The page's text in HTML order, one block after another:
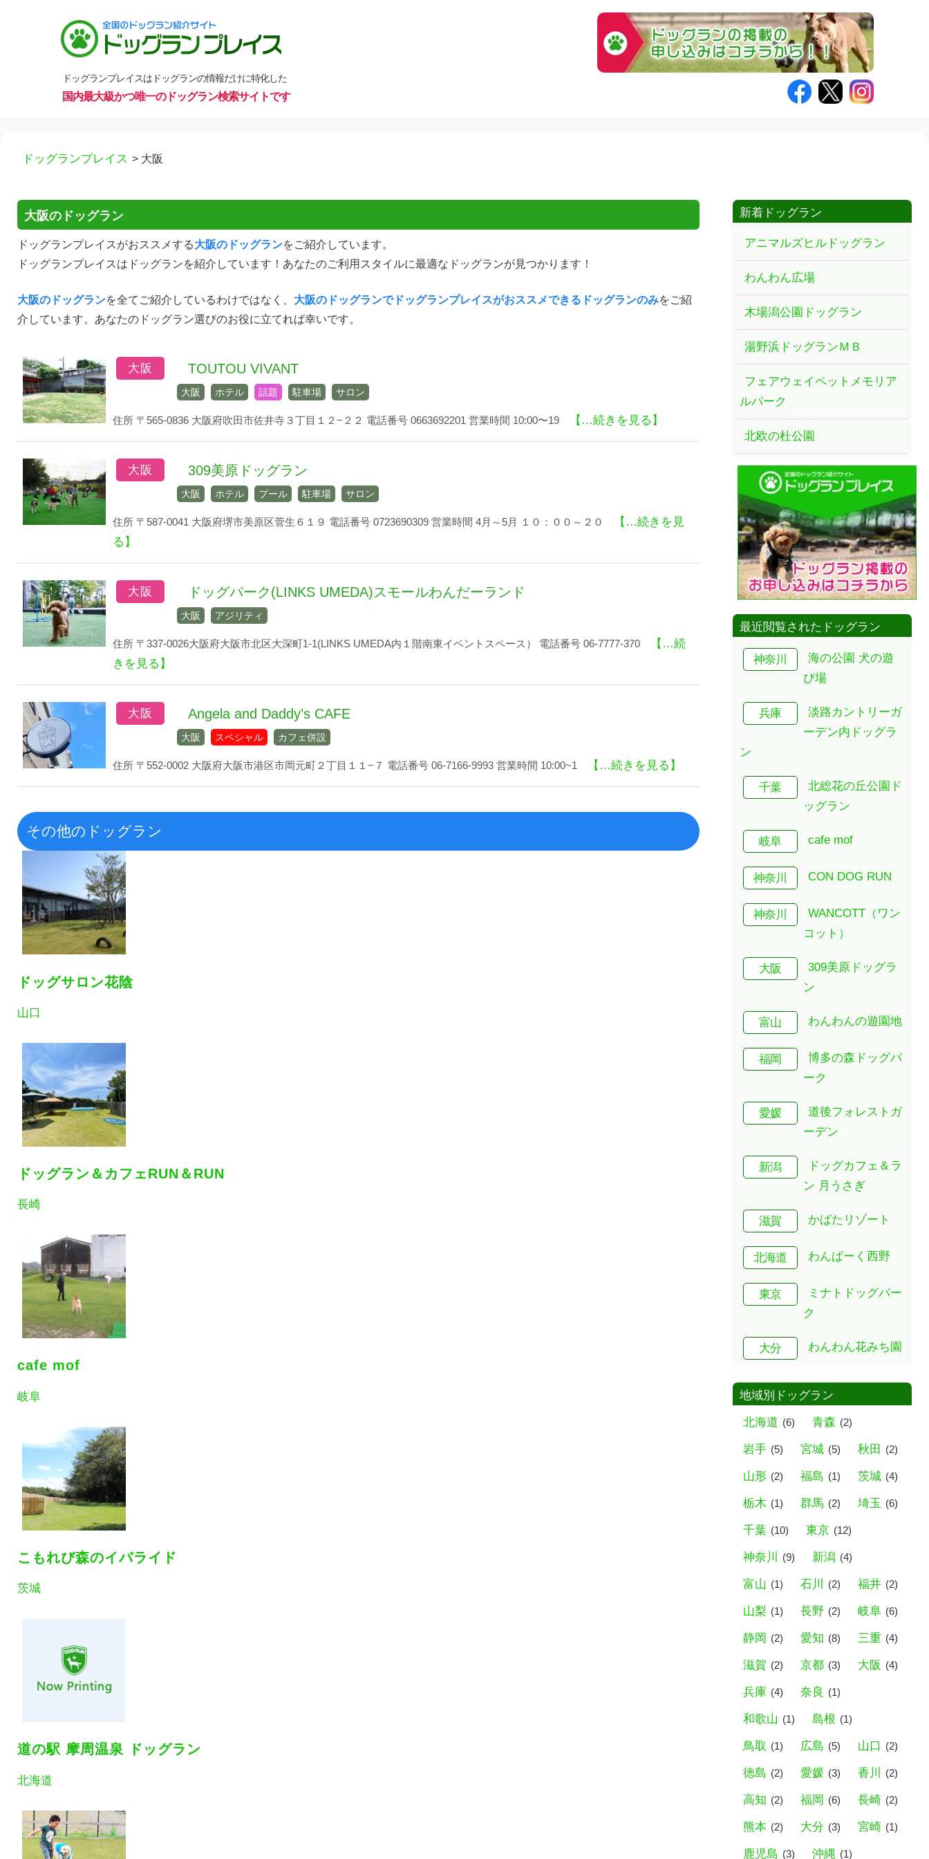
ドッグランプレイスはドッグランの情報だけに特化した
国内最大級かつ唯一のドッグラン検索サイトです
ン
ン
ツ
へ
ス
ッ
プ
ドッグランプレイス > 大阪
大阪のドッグラン
ドッグランプレイスがおススメする大阪のドッグランをご紹介しています。
ドッグランプレイスはドッグランを紹介しています！あなたのご利用スタイルに最適なドッグランが見つかります！
大阪のドッグランを全てご紹介しているわけではなく、 大阪のドッグランでドッグランプレイスがおススメできるドッグランのみをご紹
介しています。あなたのドッグラン選びのお役に立てれば幸いです。
大阪 TOUTOU VIVANT
大阪 ホテル 話題 駐車場 サロン
住所 〒565-0836 大阪府吹田市佐井寺３丁目１２−２２ 電話番号 0663692201 営業時間 10:00〜19 【…続きを見る】
大阪 309美原ドッグラン
大阪 ホテル プール 駐車場 サロン
住所 〒587-0041 大阪府堺市美原区菅生６１９ 電話番号 0723690309 営業時間 4月～5月 １０：００～２０
【…続きを見
る】
大阪 ドッグパーク(LINKS UMEDA)スモールわんだーランド
大阪 アジリティ
住所 〒337-0026大阪府大阪市北区大深町1-1(LINKS UMEDA内１階南東イベントスペース） 電話番号 06-7777-370
【…続
きを見る】
大阪 Angela and Daddy’s CAFE
大阪 スペシャル カフェ併設
住所 〒552-0002 大阪府大阪市港区市岡元町２丁目１１−７ 電話番号 06-7166-9993 営業時間 10:00~1 【…続きを見る】
その他のドッグラン
ドッグサロン花陰
山口
ドッグラン＆カフェRUN＆RUN
長崎
cafe mof
岐阜
こもれび森のイバライド
茨城
道の駅 摩周温泉 ドッグラン
北海道
新着ドッグラン
アニマルズヒルドッグラン
わんわん広場
木場潟公園ドッグラン
湯野浜ドッグランＭＢ
フェアウェイペットメモリア
ルパーク
北欧の杜公園
最近閲覧されたドッグラン
神奈川
海の公園 犬の遊
び場
兵庫
淡路カントリーガ
ーデン内ドッグラ
ン
千葉
北総花の丘公園ド
ッグラン
岐阜 cafe mof
神奈川 CON DOG RUN
神奈川
WANCOTT（ワン
コット）
大阪
309美原ドッグラ
ン
富山 わんわんの遊園地
福岡
博多の森ドッグパ
ーク
愛媛
道後フォレストガ
ーデン
新潟
ドッグカフェ＆ラ
ン 月うさぎ
滋賀 かばたリゾート
北海道 わんぱーく西野
東京
ミナトドッグパー
ク
大分 わんわん花みち園
地域別ドッグラン
北海道 (6) 青森 (2)
岩手 (5) 宮城 (5) 秋田 (2)
山形 (2) 福島 (1) 茨城 (4)
栃木 (1) 群馬 (2) 埼玉 (6)
千葉 (10) 東京 (12)
神奈川 (9) 新潟 (4)
富山 (1) 石川 (2) 福井 (2)
山梨 (1) 長野 (2) 岐阜 (6)
静岡 (2) 愛知 (8) 三重 (4)
滋賀 (2) 京都 (3) 大阪 (4)
兵庫 (4) 奈良 (1)
和歌山 (1) 島根 (1)
鳥取 (1) 広島 (5) 山口 (2)
徳島 (2) 愛媛 (3) 香川 (2)
高知 (2) 福岡 (6) 長崎 (2)
熊本 (2) 大分 (3) 宮崎 (1)
鹿児島 (3) 沖縄 (1)